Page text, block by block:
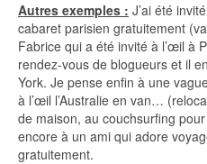
Autres exemples : J’ai été
cabaret parisien gratuitement
Fabrice qui a été invité à l’œil à
rendez-vous de blogueurs et il
York. Je pense enfin à une
à l’œil l’Australie en van…
de maison, au couchsurfing
encore à un ami qui adore
gratuitement.